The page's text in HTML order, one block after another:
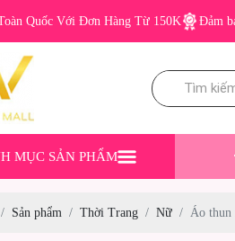
Quốc Với Đơn Hàng Từ 150K Đảm
MỤC SẢN PHẨM
Sản phẩm Thời Trang Nữ Áo thun